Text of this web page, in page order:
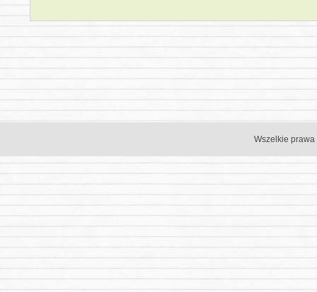
Wszelkie prawa